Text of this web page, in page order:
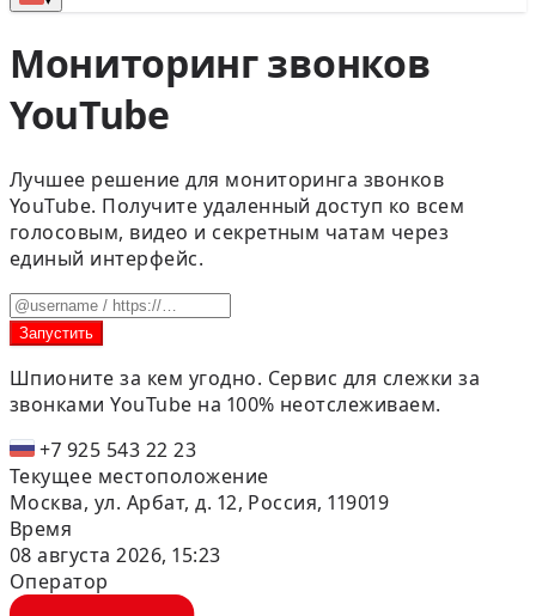
Мониторинг звонков
YouTube
Лучшее решение для мониторинга звонков
YouTube. Получите удаленный доступ ко всем
голосовым, видео и секретным чатам через
единый интерфейс.
Запустить
Шпионите за кем угодно. Сервис для слежки за
звонками YouTube на 100% неотслеживаем.
+7 925 543 22 23
Текущее местоположение
Москва, ул. Арбат, д. 12, Россия, 119019
Время
08 августа 2026, 15:23
Оператор